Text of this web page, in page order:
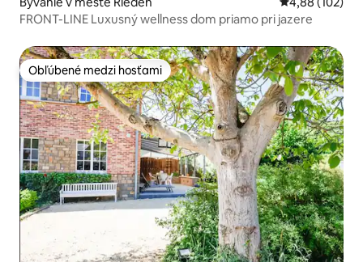
FRONT-LINE Luxusný wellness dom priamo pri jazere
Obľúbené medzi hosťami
Obľúbené medzi hosťami